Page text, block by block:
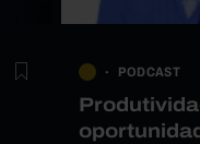
PODCAST